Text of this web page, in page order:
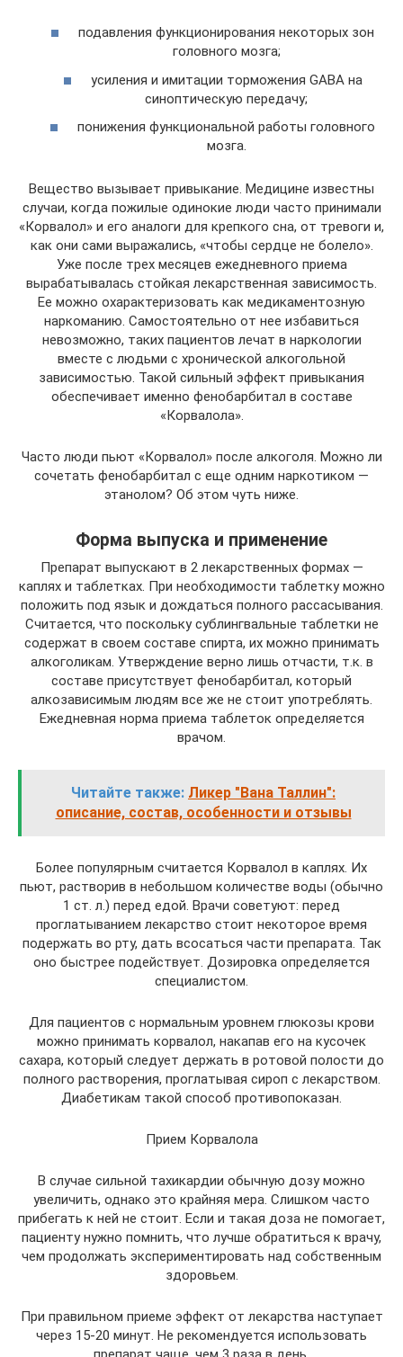
подавления функционирования некоторых зон
головного мозга;
усиления и имитации торможения GABA на
синоптическую передачу;
понижения функциональной работы головного
мозга.
Вещество вызывает привыкание. Медицине известны
случаи, когда пожилые одинокие люди часто принимали
«Корвалол» и его аналоги для крепкого сна, от тревоги и,
как они сами выражались, «чтобы сердце не болело».
Уже после трех месяцев ежедневного приема
вырабатывалась стойкая лекарственная зависимость.
Ее можно охарактеризовать как медикаментозную
наркоманию. Самостоятельно от нее избавиться
невозможно, таких пациентов лечат в наркологии
вместе с людьми с хронической алкогольной
зависимостью. Такой сильный эффект привыкания
обеспечивает именно фенобарбитал в составе
«Корвалола».
Часто люди пьют «Корвалол» после алкоголя. Можно ли
сочетать фенобарбитал с еще одним наркотиком —
этанолом? Об этом чуть ниже.
Форма выпуска и применение
Препарат выпускают в 2 лекарственных формах —
каплях и таблетках. При необходимости таблетку можно
положить под язык и дождаться полного рассасывания.
Считается, что поскольку сублингвальные таблетки не
содержат в своем составе спирта, их можно принимать
алкоголикам. Утверждение верно лишь отчасти, т.к. в
составе присутствует фенобарбитал, который
алкозависимым людям все же не стоит употреблять.
Ежедневная норма приема таблеток определяется
врачом.
Читайте также: Ликер "Вана Таллин":
описание, состав, особенности и отзывы
Более популярным считается Корвалол в каплях. Их
пьют, растворив в небольшом количестве воды (обычно
1 ст. л.) перед едой. Врачи советуют: перед
проглатыванием лекарство стоит некоторое время
подержать во рту, дать всосаться части препарата. Так
оно быстрее подействует. Дозировка определяется
специалистом.
Для пациентов с нормальным уровнем глюкозы крови
можно принимать корвалол, накапав его на кусочек
сахара, который следует держать в ротовой полости до
полного растворения, проглатывая сироп с лекарством.
Диабетикам такой способ противопоказан.
Прием Корвалола
В случае сильной тахикардии обычную дозу можно
увеличить, однако это крайняя мера. Слишком часто
прибегать к ней не стоит. Если и такая доза не помогает,
пациенту нужно помнить, что лучше обратиться к врачу,
чем продолжать экспериментировать над собственным
здоровьем.
При правильном приеме эффект от лекарства наступает
через 15-20 минут. Не рекомендуется использовать